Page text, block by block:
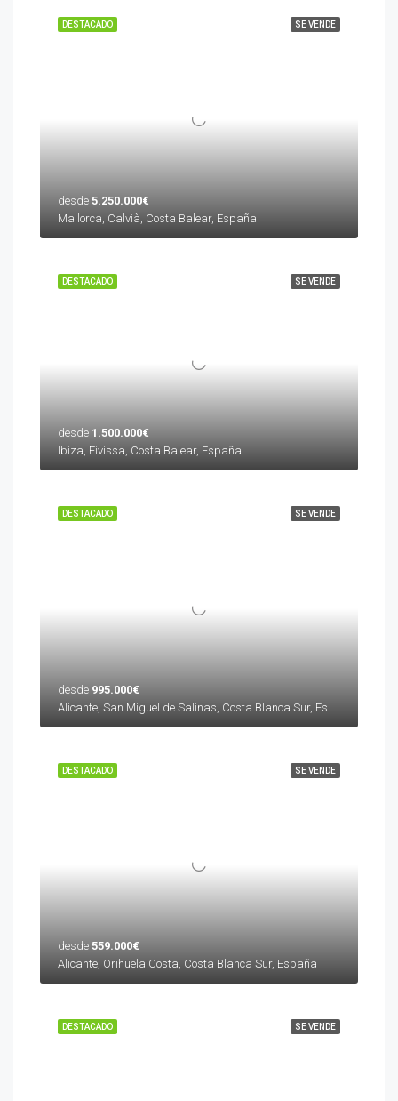
SE VENDE
DESTACADO
desde 5.250.000€
Mallorca, Calvià, Costa Balear, España
SE VENDE
DESTACADO
desde 1.500.000€
Ibiza, Eivissa, Costa Balear, España
SE VENDE
DESTACADO
desde 995.000€
SE VENDE
DESTACADO
desde 559.000€
Alicante, Orihuela Costa, Costa Blanca Sur, España
SE VENDE
DESTACADO